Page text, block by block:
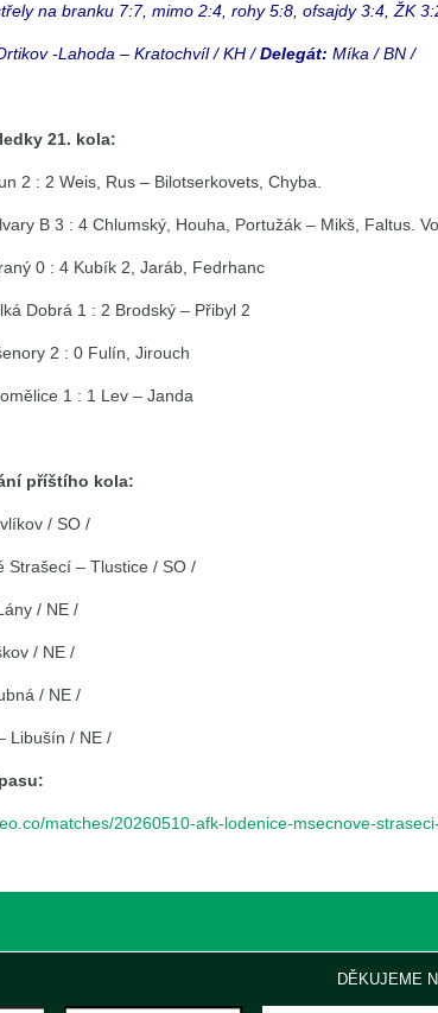
na branku 7:7, mimo 2:4, rohy 5:8, ofsajdy 3:4, ŽK
-Lahoda – Kratochvíl / KH /Delegát: Míka / BN /
21. kola:
2 : 2 Weis, Rus – Bilotserkovets, Chyba.
B 3 : 4 Chlumský, Houha, Portužák – Mikš, Faltus.
0 : 4 Kubík 2, Jaráb, Fedrhanc
Dobrá 1 : 2 Brodský – Přibyl 2
2 : 0 Fulín, Jirouch
1 : 1 Lev – Janda
příštího kola:
/ SO /
Strašecí – Tlustice / SO /
/ NE /
/ NE /
/ NE /
Libušín / NE /
matches/20260510-afk-lodenice-msecnove-
DĚKUJEME